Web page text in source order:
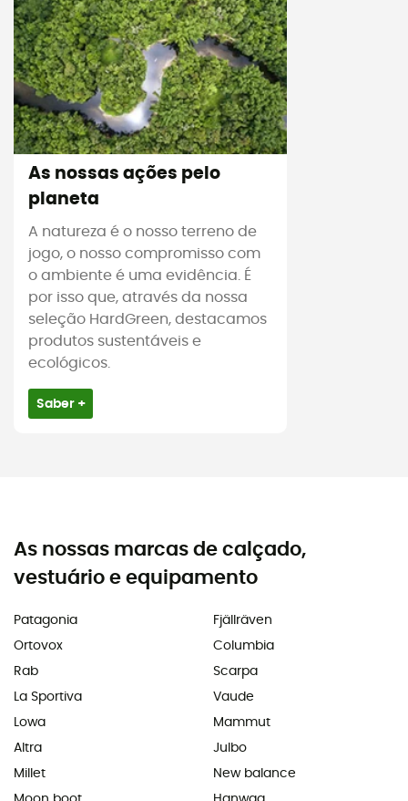
As nossas ações pelo
planeta
A natureza é o nosso terreno de
jogo, o nosso compromisso com
o ambiente é uma evidência. É
por isso que, através da nossa
seleção HardGreen, destacamos
produtos sustentáveis e
ecológicos.
Saber +
As nossas marcas de calçado,
vestuário e equipamento
Patagonia
Ortovox
Rab
La Sportiva
Lowa
Altra
Millet
Fjällräven
Columbia
Scarpa
Vaude
Mammut
Julbo
New balance